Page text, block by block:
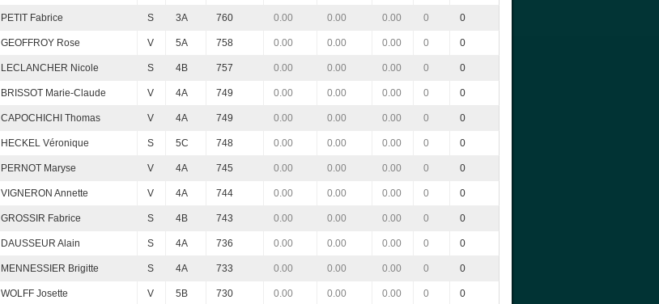
PETIT Fabrice S 3A 760 0.00 0.00 0.00 0 0
GEOFFROY Rose V 5A 758 0.00 0.00 0.00 0 0
LECLANCHER Nicole S 4B 757 0.00 0.00 0.00 0 0
BRISSOT Marie-Claude V 4A 749 0.00 0.00 0.00 0 0
CAPOCHICHI Thomas V 4A 749 0.00 0.00 0.00 0 0
HECKEL Véronique S 5C 748 0.00 0.00 0.00 0 0
PERNOT Maryse V 4A 745 0.00 0.00 0.00 0 0
VIGNERON Annette V 4A 744 0.00 0.00 0.00 0 0
GROSSIR Fabrice S 4B 743 0.00 0.00 0.00 0 0
DAUSSEUR Alain S 4A 736 0.00 0.00 0.00 0 0
MENNESSIER Brigitte S 4A 733 0.00 0.00 0.00 0 0
WOLFF Josette V 5B 730 0.00 0.00 0.00 0 0